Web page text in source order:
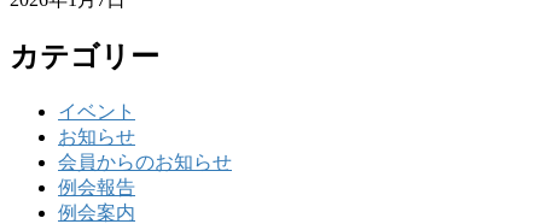
カテゴリー
イベント
お知らせ
会員からのお知らせ
例会報告
例会案内